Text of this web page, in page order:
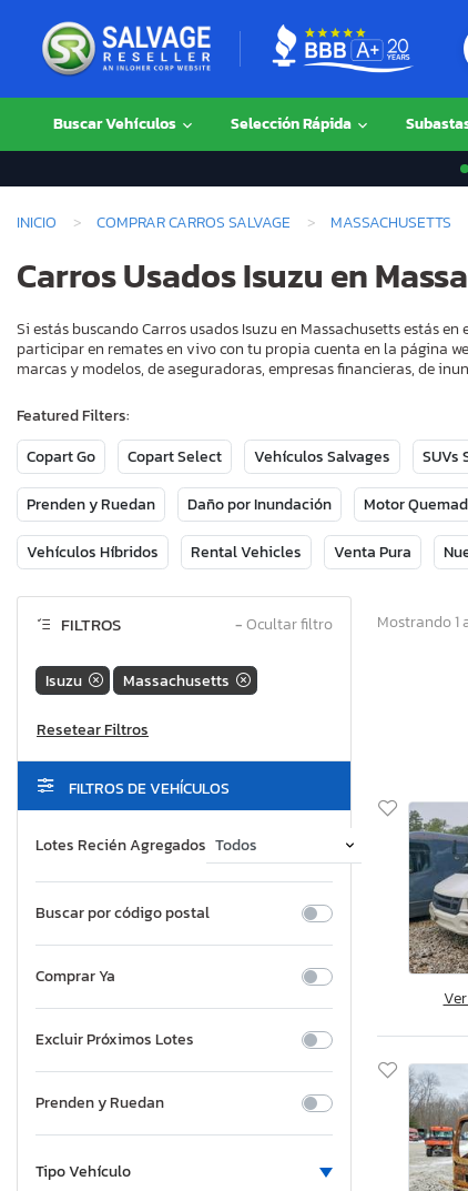
Buscar Vehículos Selección Rápida
INICIO COMPRAR CARROS SALVAGE MASSACHUSETTS
Carros Usados Isuzu en
Si estás buscando Carros usados Isuzu en Massachusetts estás
participar en remates en vivo con tu propia cuenta en la página
marcas y modelos, de aseguradoras, empresas financieras, de
Featured Filters:
Copart Go
Copart Select Vehículos Salvages SUVs
Prenden y Ruedan Daño por Inundación Motor
Vehículos Híbridos Rental Vehicles Venta Pura
FILTROS −Ocultar filtro
Isuzu Massachusetts
FILTROS DE VEHÍCULOS
Lotes Recién Agregados
Buscar por código postal
Comprar Ya
Excluir Próximos Lotes
Prenden y Ruedan
Tipo Vehículo
Mostrando 1